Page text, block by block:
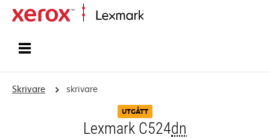
Skrivare skrivare
UTGÅTT
Lexmark C524dn